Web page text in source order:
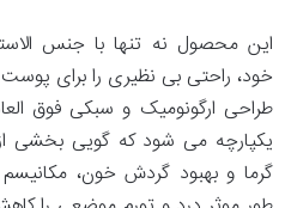
این محصول نه تنها با جنس
خود، راحتی بی نظیری را برای پوست
طراحی ارگونومیک و سبکی فوق
یکپارچه می شود که گویی بخشی
گرما و بهبود گردش خون،